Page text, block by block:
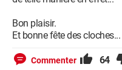
Bon plaisir.
Et bonne fête des cloches...
Commenter 64